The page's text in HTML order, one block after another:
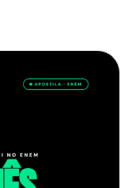
sintáticas está
advérbio,
um